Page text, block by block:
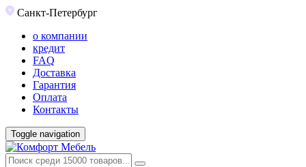
Санкт-Петербург
о компании
кредит
FAQ
Доставка
Гарантия
Оплата
Контакты
Toggle navigation